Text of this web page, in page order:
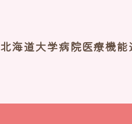
北海道大学病院医療機能